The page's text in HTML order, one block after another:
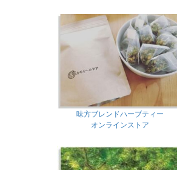
味方ブレンドハーブティー
オンラインストア